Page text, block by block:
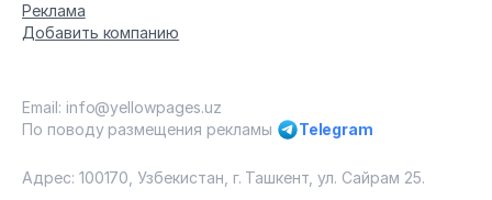
Реклама
Добавить компанию
Email: info@yellowpages.uz
По поводу размещения рекламы
Telegram
Адрес: 100170, Узбекистан, г. Ташкент, ул. Сайрам 25.